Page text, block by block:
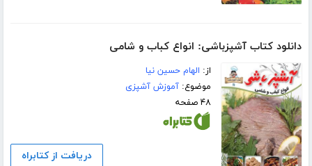
دانلود کتاب آشپزباشی: انواع کباب و شامى
از: الهام حسین نیا
موضوع:آموزش آشپزی
۴۸ صفحه
دریافت از کتابراه